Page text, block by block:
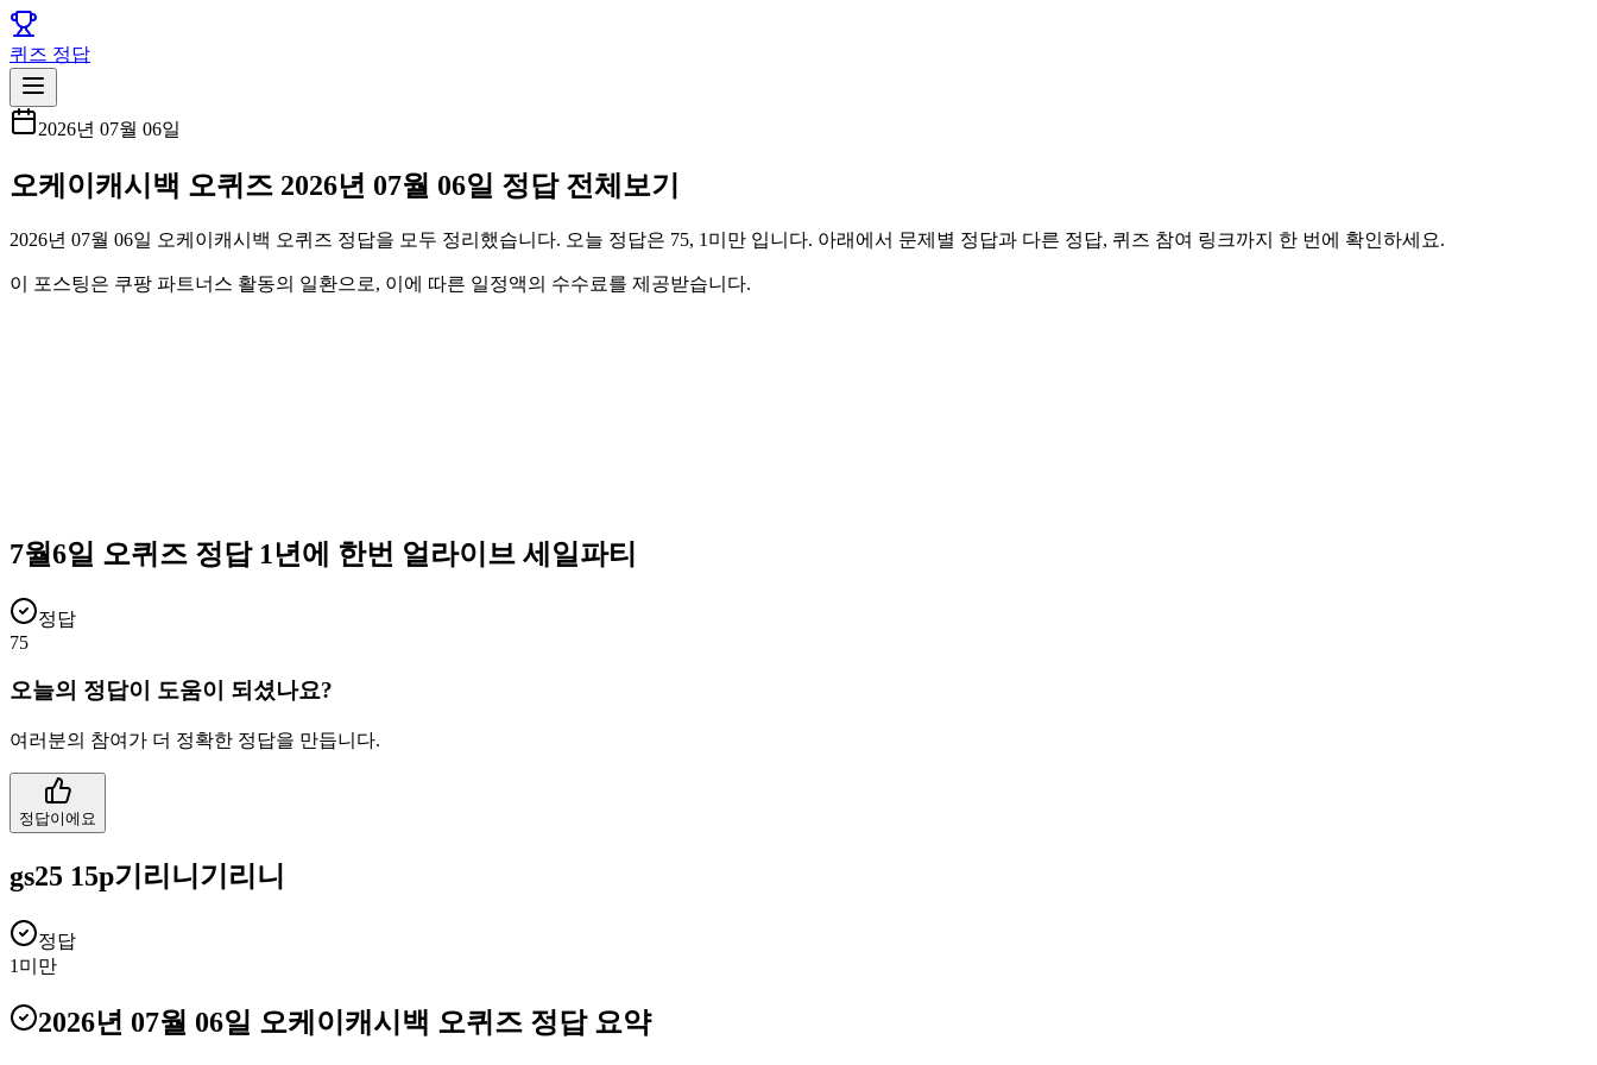
퀴즈 정답
2026년 07월 06일
오케이캐시백 오퀴즈 2026년 07월 06일 정답 전체보기
2026년 07월 06일 오케이캐시백 오퀴즈 정답을 모두 정리했습니다. 오늘 정답은 75, 1미만 입니다. 아래에서 문제별 정답과 다른 정답, 퀴즈 참여 링크까지 한 번에 확인하세요.
이 포스팅은 쿠팡 파트너스 활동의 일환으로, 이에 따른 일정액의 수수료를 제공받습니다.
7월6일 오퀴즈 정답 1년에 한번 얼라이브 세일파티
정답
75
오늘의 정답이 도움이 되셨나요?
여러분의 참여가 더 정확한 정답을 만듭니다.
정답이에요
gs25 15p기리니기리니
정답
1미만
2026년 07월 06일 오케이캐시백 오퀴즈 정답 요약